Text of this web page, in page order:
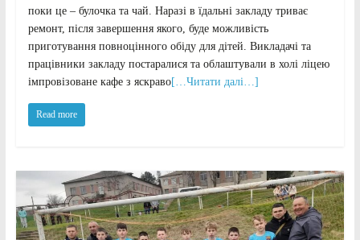
поки це – булочка та чай. Наразі в їдальні закладу триває
ремонт, після завершення якого, буде можливість
приготування повноцінного обіду для дітей. Викладачі та
працівники закладу постаралися та облаштували в холі ліцею
імпровізоване кафе з яскраво[…Читати далі…]
Read more